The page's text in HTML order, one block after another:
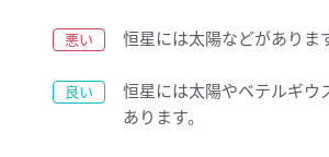
恒星には太陽などがありま
恒星には太陽やベテルギウ
あります。